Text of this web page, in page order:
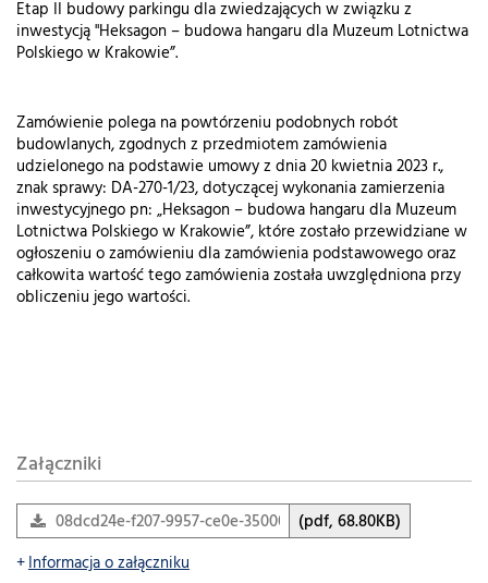
Etap II budowy parkingu dla zwiedzających w związku z
inwestycją "Heksagon – budowa hangaru dla Muzeum Lotnictwa
Polskiego w Krakowie”.
Zamówienie polega na powtórzeniu podobnych robót
budowlanych, zgodnych z przedmiotem zamówienia
udzielonego na podstawie umowy z dnia 20 kwietnia 2023 r.,
znak sprawy: DA-270-1/23, dotyczącej wykonania zamierzenia
inwestycyjnego pn: „Heksagon – budowa hangaru dla Muzeum
Lotnictwa Polskiego w Krakowie”, które zostało przewidziane w
ogłoszeniu o zamówieniu dla zamówienia podstawowego oraz
całkowita wartość tego zamówienia została uwzględniona przy
obliczeniu jego wartości.
Załączniki
08dcd24e-f207-9957-ce0e-350001c4f202.pdf
(pdf, 68.80KB)
Informacja o załączniku